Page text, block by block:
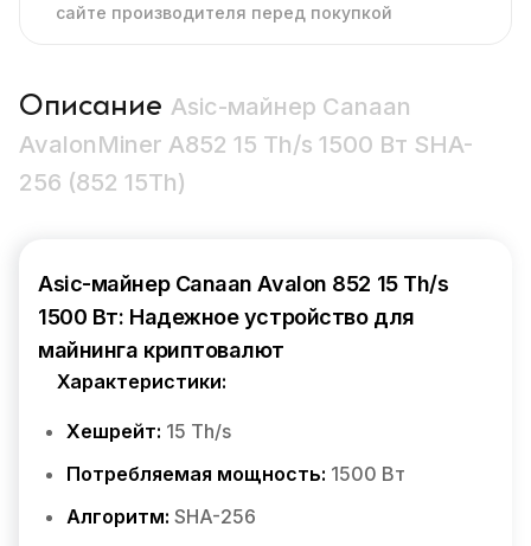
сайте производителя перед покупкой
Описание Asic-майнер Canaan
AvalonMiner A852 15 Th/s 1500 Вт SHA-
256 (852 15Th)
Asic-майнер Canaan Avalon 852 15 Th/s
1500 Вт: Надежное устройство для
майнинга криптовалют
Характеристики:
Хешрейт: 15 Th/s
Потребляемая мощность: 1500 Вт
Алгоритм: SHA-256